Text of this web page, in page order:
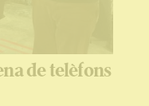
de telèfons